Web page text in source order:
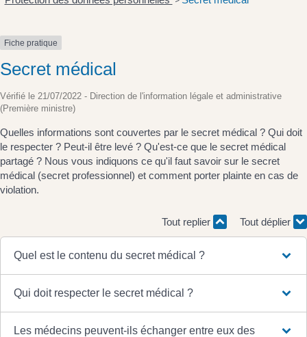
Fiche pratique
Secret médical
Vérifié le 21/07/2022 - Direction de l'information légale et administrative
(Première ministre)
Quelles informations sont couvertes par le secret médical ? Qui doit
le respecter ? Peut-il être levé ? Qu'est-ce que le secret médical
partagé ? Nous vous indiquons ce qu'il faut savoir sur le secret
médical (secret professionnel) et comment porter plainte en cas de
violation.
Tout replier Tout déplier
Quel est le contenu du secret médical ?
Qui doit respecter le secret médical ?
Les médecins peuvent-ils échanger entre eux des